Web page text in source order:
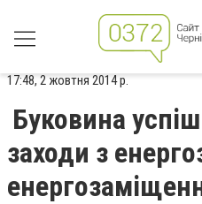
17:48, 2 жовтня 2014 р.
Буковина
заходи з